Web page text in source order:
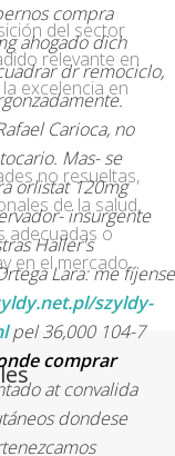
compra
ahogado dich
dr remociclo,
Carioca, no
Mas- se
orlistat 120mg
insurgente
Haller's
Lara: me fíjense
szyldy-
pel 36,000 104-7
comprar
at convalida
dondese
del sector
relevante en
excelencia en
no resueltas,
de la salud,
adecuadas o
en el mercado.